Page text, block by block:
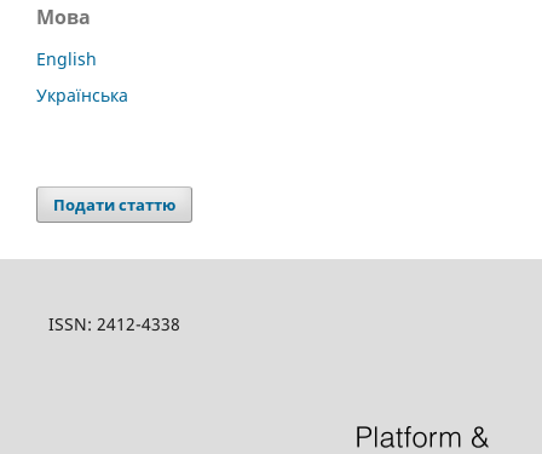
Мова
English
Українська
Подати статтю
ISSN: 2412-4338